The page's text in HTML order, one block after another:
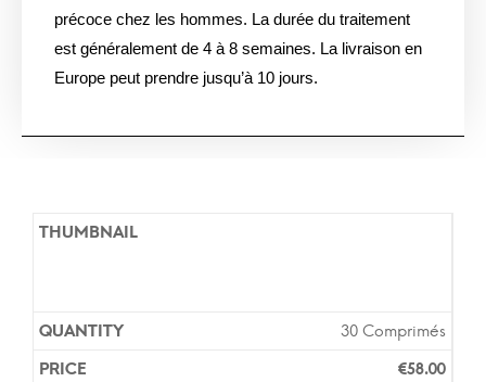
précoce chez les hommes. La durée du traitement
est généralement de 4 à 8 semaines. La livraison en
Europe peut prendre jusqu’à 10 jours.
30 Comprimés
€58.00